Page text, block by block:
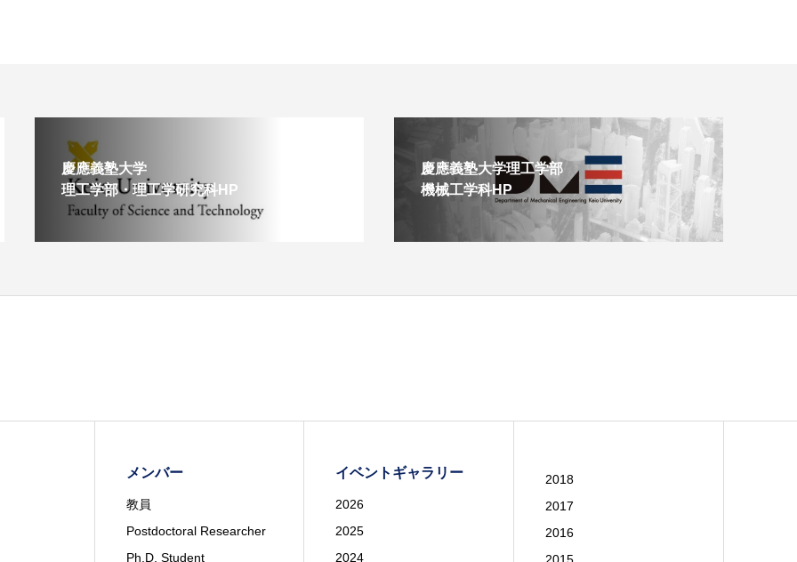
慶應義塾大学
理工学部・理工学研究科HP
慶應義塾大学理工学部
機械工学科HP
メンバー
教員
Postdoctoral Researcher
Ph.D. Student
イベントギャラリー
2026
2025
2024
2018
2017
2016
2015